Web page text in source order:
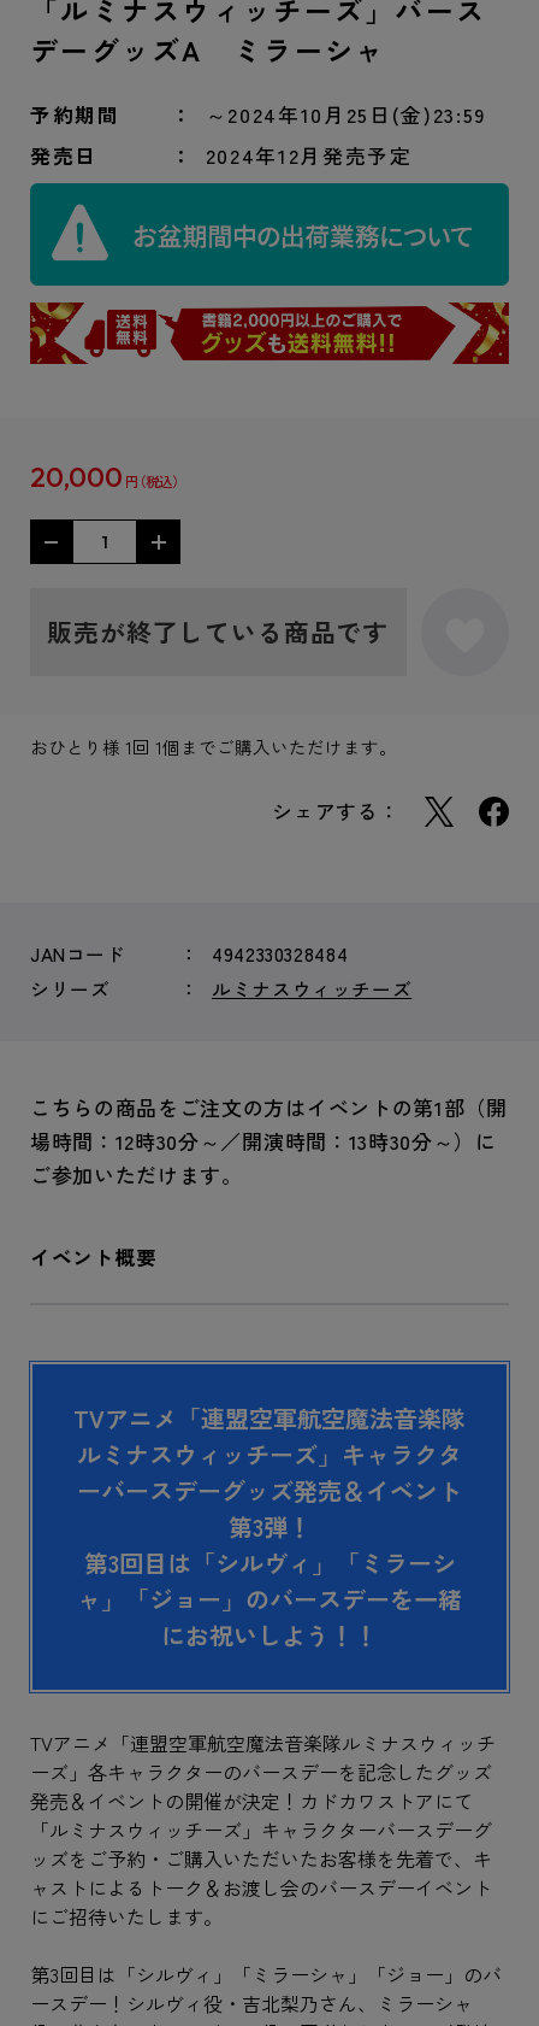
「ルミナスウィッチーズ」バース
デーグッズA ミラーシャ
予約期間
～2024年10月25日(金)23:59
発売日
2024年12月発売予定
20,000 円
販売が終了している商品です
おひとり様 1回 1個までご購入いただけます。
シェアする：
JANコード
4942330328484
シリーズ
ルミナスウィッチーズ
こちらの商品をご注文の方はイベントの第1部（開
場時間：12時30分～／開演時間：13時30分～）に
ご参加いただけます。
イベント概要
TVアニメ「連盟空軍航空魔法音楽隊
ルミナスウィッチーズ」キャラクタ
ーバースデーグッズ発売＆イベント
第3弾！
第3回目は「シルヴィ」「ミラーシ
ャ」「ジョー」のバースデーを一緒
にお祝いしよう！！
TVアニメ「連盟空軍航空魔法音楽隊ルミナスウィッチ
ーズ」各キャラクターのバースデーを記念したグッズ
発売＆イベントの開催が決定！カドカワストアにて
「ルミナスウィッチーズ」キャラクターバースデーグ
ッズをご予約・ご購入いただいたお客様を先着で、キ
ャストによるトーク＆お渡し会のバースデーイベント
にご招待いたします。
第3回目は「シルヴィ」「ミラーシャ」「ジョー」のバ
ースデー！シルヴィ役・吉北梨乃さん、ミラーシャ